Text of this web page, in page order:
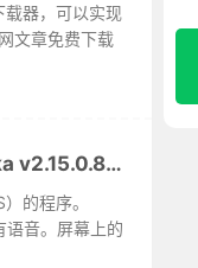
器，可以实现
文章免费下载
『Windows』文本转语音Balabolka v2.15.0.858，绿色精简版
的程序。
语音。屏幕上的